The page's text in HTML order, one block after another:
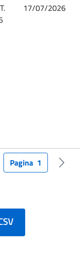
17/07/2026
precedente
Pagina 1